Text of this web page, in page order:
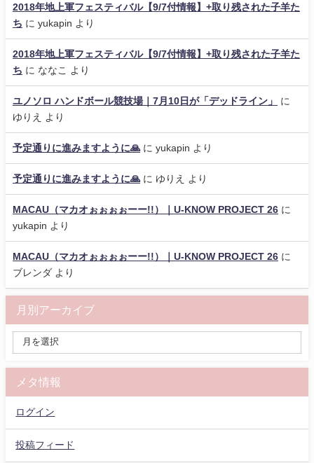
2018年地上軍フェスティバル【9/7付情報】+取り残された子羊た
ち に yukapin より
2018年地上軍フェスティバル【9/7付情報】+取り残された子羊た
ち に ななこ より
ユノソロ ハンドボール競技場｜7月10日が「デッドライン」
に
ゆりえ
より
予定通りに進みますように🙏 に yukapin より
予定通りに進みますように🙏 に ゆりえ より
MACAU（マカオぉぉぉぉーー!!）｜U-KNOW PROJECT 26 に
yukapin より
MACAU（マカオぉぉぉぉーー!!）｜U-KNOW PROJECT 26 に
ブレンダ より
月別アーカイブ
メタ情報
ログイン
投稿フィード